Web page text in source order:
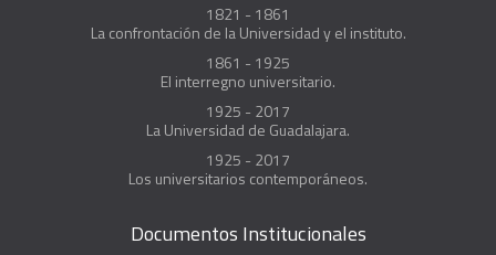
1821 - 1861
La confrontación de la Universidad y el instituto.
1861 - 1925
El interregno universitario.
1925 - 2017
La Universidad de Guadalajara.
1925 - 2017
Los universitarios contemporáneos.
Documentos Institucionales